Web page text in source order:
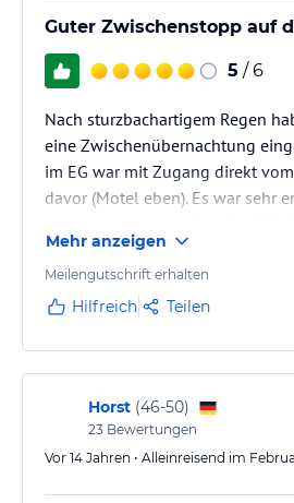
Guter Zwischenstopp auf
5 / 6
Nach sturzbachartigem Regen
eine Zwischenübernachtung
im EG war mit Zugang direkt
davor (Motel eben). Es war sehr
also gerne weiter empfehlen,
beim Checkin/Checkout war sehr
uns gute Tipps gegeben.
Mehr anzeigen
Meilengutschrift erhalten
Hilfreich Teilen
Horst (46-50)
23 Bewertungen
Vor 14 Jahren • Alleinreisend im